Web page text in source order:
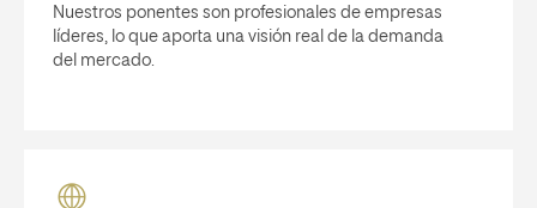
Nuestros ponentes son profesionales de empresas
líderes, lo que aporta una visión real de la demanda
del mercado.